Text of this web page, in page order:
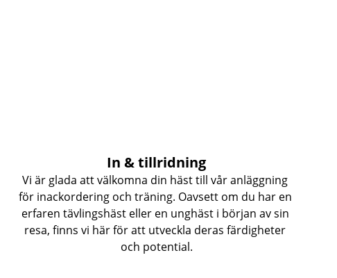
Vi är glada att välkomna din häst till vår anläggning
för inackordering och träning. Oavsett om du har en
erfaren tävlingshäst eller en unghäst i början av sin
resa, finns vi här för att utveckla deras färdigheter
och potential.
In & tillridning